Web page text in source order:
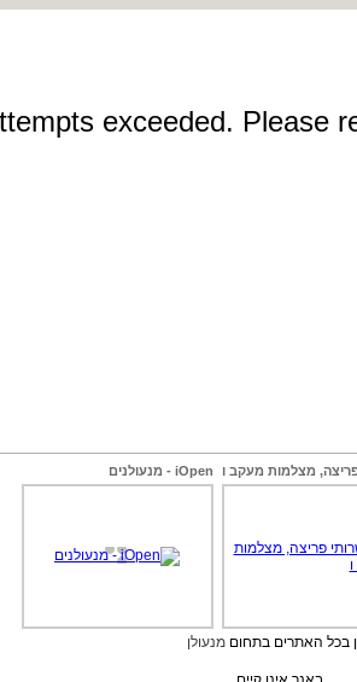
פריצה, מצלמות מעקב ו iOpen - מנעולנים
בכל האתרים בתחום מנעולן